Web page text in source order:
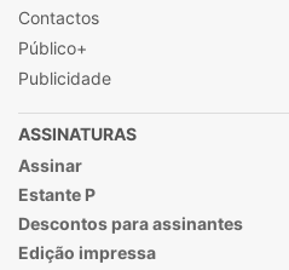
Contactos
Público+
Publicidade
ASSINATURAS
Assinar
Estante P
Descontos para assinantes
Edição impressa